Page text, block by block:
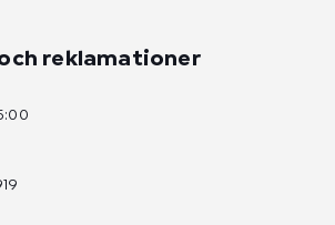
reklamationer